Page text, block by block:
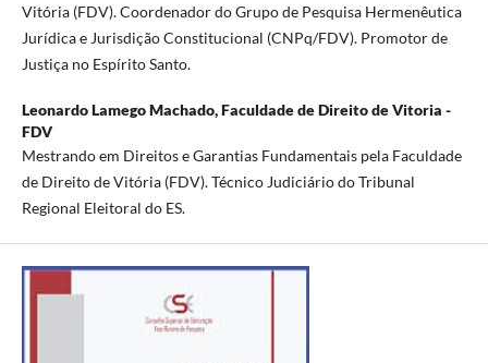
Vitória (FDV). Coordenador do Grupo de Pesquisa Hermenêutica
Jurídica e Jurisdição Constitucional (CNPq/FDV). Promotor de
Justiça no Espírito Santo.
Leonardo Lamego Machado,Faculdade de Direito de Vitoria -
FDV
Mestrando em Direitos e Garantias Fundamentais pela Faculdade
de Direito de Vitória (FDV). Técnico Judiciário do Tribunal
Regional Eleitoral do ES.